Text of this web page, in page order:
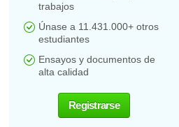
trabajos
Únase a 11.431.000+ otros
estudiantes
Ensayos y documentos de
alta calidad
Registrarse